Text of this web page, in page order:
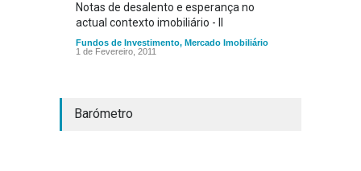
Notas de desalento e esperança no
actual contexto imobiliário - II
Fundos de Investimento, Mercado Imobiliário
1 de Fevereiro, 2011
Barómetro